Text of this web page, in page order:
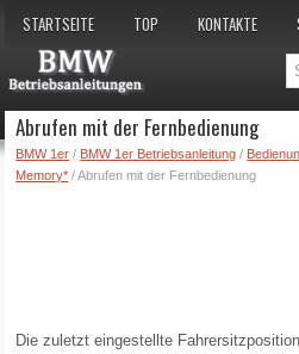
STARTSEITE TOP KONTAKTE
Abrufen mit der Fernbedienung
BMW 1er / BMW 1er Betriebsanleitung /
Memory* / Abrufen mit der Fernbedienung
Die zuletzt eingestellte